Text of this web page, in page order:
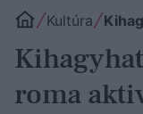
Kultúra
roma